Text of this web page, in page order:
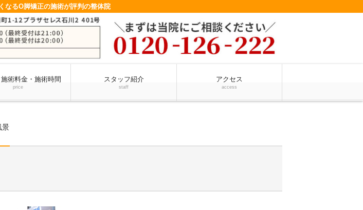
なるO脚矯正の施術が評判の整体院
術料金・施術時間
price
スタッフ紹介
staff
アクセス
access
景